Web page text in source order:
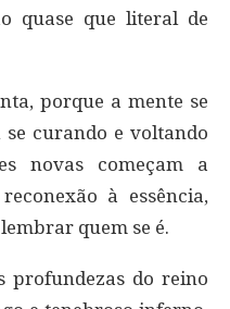
quase que literal de
porque a mente se
curando e voltando
novas começam a
à essência,
quem se é.
profundezas do reino